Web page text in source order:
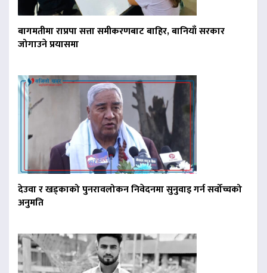
बागमतीमा राप्रपा सत्ता समीकरणबाट बाहिर, बानियाँ सरकार
जोगाउने प्रयासमा
देउवा र खड्काको पुनरावलोकन निवेदनमा सुनुवाइ गर्न सर्वोच्चको
अनुमति